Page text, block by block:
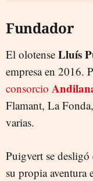
Fundador
El olotense Lluís
empresa en 2016.
consorcio
Flamant, La
varias.
Puigvert se
su propia aventura